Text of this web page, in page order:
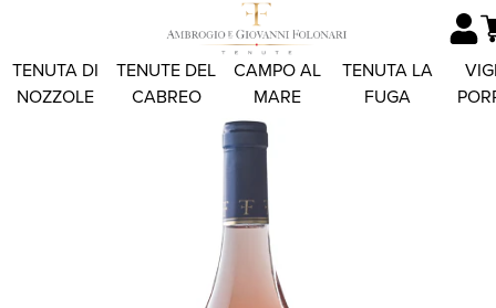
TENUTA DI
NOZZOLE
TENUTE DEL
CABREO
CAMPO AL
MARE
TENUTA LA
FUGA